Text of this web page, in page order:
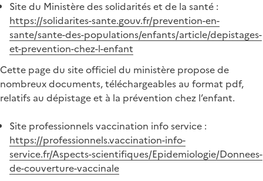
Site du Ministère des solidarités et de la santé :
https://solidarites-sante.gouv.fr/prevention-en-
sante/sante-des-populations/enfants/article/depistages-
et-prevention-chez-l-enfant
Cette page du site officiel du ministère propose de
nombreux documents, téléchargeables au format pdf,
relatifs au dépistage et à la prévention chez l’enfant.
Site professionnels vaccination info service :
https://professionnels.vaccination-info-
service.fr/Aspects-scientifiques/Epidemiologie/Donnees-
de-couverture-vaccinale